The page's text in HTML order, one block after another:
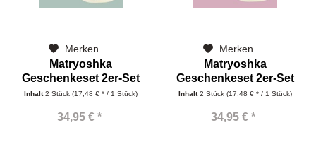
Merken
Matryoshka
Geschenkeset 2er-Set
mit Korb und...
Inhalt2 Stück(17,48 € * / 1 Stück)
34,95 € *
Merken
Matryoshka
Geschenkeset 2er-Set
mit Korb und...
Inhalt2 Stück (17,48 € * / 1 Stück)
34,95 € *